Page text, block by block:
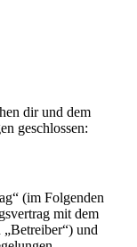
dir und dem
geschlossen:
(im Folgenden
mit dem
und